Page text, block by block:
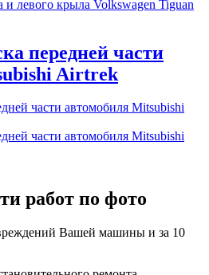
передней части
Airtrek
работ по фото
Вашей машины и за 10